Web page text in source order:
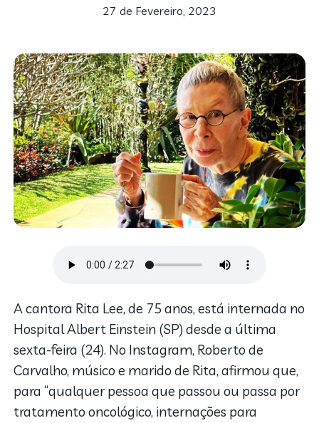
27 de Fevereiro, 2023
A cantora Rita Lee, de 75 anos, está internada no
Hospital Albert Einstein (SP) desde a última
sexta-feira (24). No Instagram, Roberto de
Carvalho, músico e marido de Rita, afirmou que,
para “qualquer pessoa que passou ou passa por
tratamento oncológico, internações para